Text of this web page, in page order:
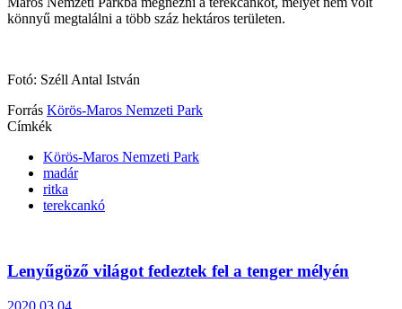
könnyű megtalálni a több száz hektáros területen.
Fotó: Széll Antal István
Forrás Körös-Maros Nemzeti Park
Címkék
Körös-Maros Nemzeti Park
madár
ritka
terekcankó
Lenyűgöző világot fedeztek fel a tenger mélyén
2020.03.04.